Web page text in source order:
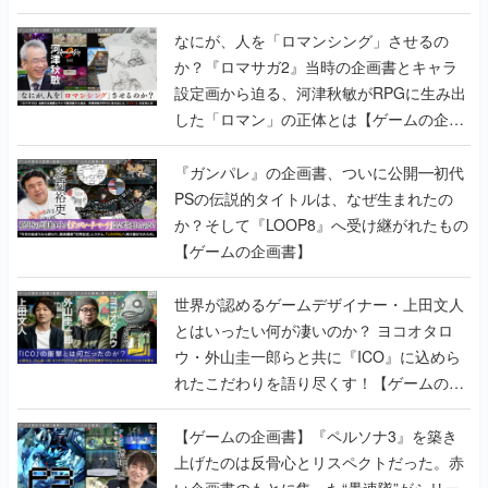
書】
なにが、人を「ロマンシング」させるの
か？『ロマサガ2』当時の企画書とキャラ
設定画から迫る、河津秋敏がRPGに生み出
した「ロマン」の正体とは【ゲームの企画
書】
『ガンパレ』の企画書、ついに公開━初代
PSの伝説的タイトルは、なぜ生まれたの
か？そして『LOOP8』へ受け継がれたもの
【ゲームの企画書】
世界が認めるゲームデザイナー・上田文人
とはいったい何が凄いのか？ ヨコオタロ
ウ・外山圭一郎らと共に『ICO』に込めら
れたこだわりを語り尽くす！【ゲームの企
画書】
【ゲームの企画書】『ペルソナ3』を築き
上げたのは反骨心とリスペクトだった。赤